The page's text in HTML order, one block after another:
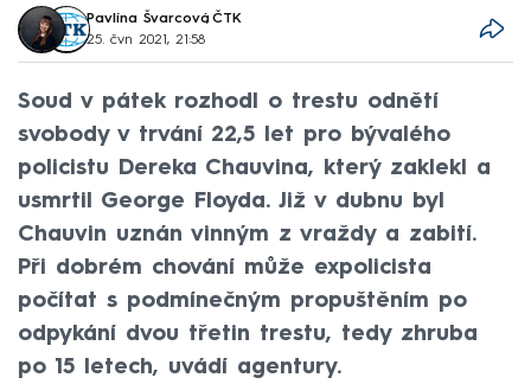
Pavlína Švarcová, ČTK
25. čvn 2021, 21:58
Soud v pátek rozhodl o trestu odnětí
svobody v trvání 22,5 let pro bývalého
policistu Dereka Chauvina, který zaklekl a
usmrtil George Floyda. Již v dubnu byl
Chauvin uznán vinným z vraždy a zabití.
Při dobrém chování může expolicista
počítat s podmínečným propuštěním po
odpykání dvou třetin trestu, tedy zhruba
po 15 letech, uvádí agentury.